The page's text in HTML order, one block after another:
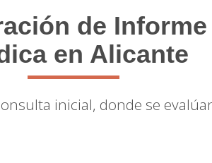
de
en Alicante
inicial, donde se